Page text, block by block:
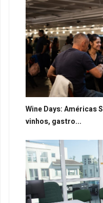
Wine Days: Américas
vinhos, gastro...